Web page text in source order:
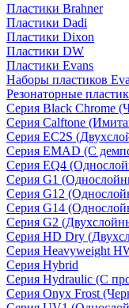
Пластики Brahner
Пластики Dadi
Пластики Dixon
Пластики DW
Пластики Evans
Наборы пластиков
Резонаторные
Серия Black Chrome
Серия Calftone
Серия EC2S
Серия EMAD (С
Серия EQ4
Серия G1
Серия G12
Серия G14
Серия G2
Серия HD Dry
Серия Heavyweight
Серия Hybrid
Серия Hydraulic (С
Серия Onyx Frost